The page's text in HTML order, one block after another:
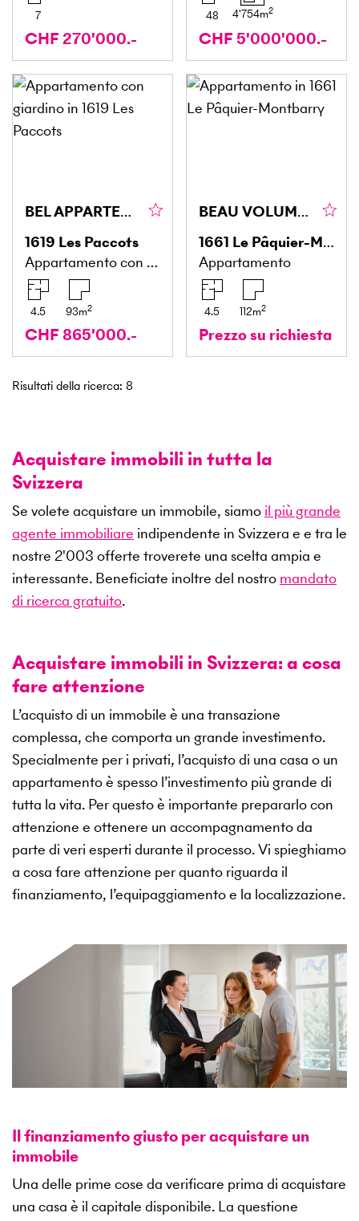
7
CHF 270'000.-
48 4'754m2
CHF 5'000'000.-
BEL APPARTEMENT AVEC PISCINE
1619 Les Paccots
Appartamento con giardino
4.5 93m2
CHF 865'000.-
BEAU VOLUME ET PROCHE DE GSTAAD
1661 Le Pâquier-Montbarry
Appartamento
4.5 112m2
Prezzo su richiesta
Risultati della ricerca: 8
Acquistare immobili in tutta la
Svizzera
Se volete acquistare un immobile, siamo il più grande
agente immobiliare indipendente in Svizzera e e tra le
nostre 2'003 offerte troverete una scelta ampia e
interessante. Beneficiate inoltre del nostro mandato
di ricerca gratuito.
Acquistare immobili in Svizzera: a cosa
fare attenzione
L’acquisto di un immobile è una transazione
complessa, che comporta un grande investimento.
Specialmente per i privati, l’acquisto di una casa o un
appartamento è spesso l’investimento più grande di
tutta la vita. Per questo è importante prepararlo con
attenzione e ottenere un accompagnamento da
parte di veri esperti durante il processo. Vi spieghiamo
a cosa fare attenzione per quanto riguarda il
finanziamento, l’equipaggiamento e la localizzazione.
Il finanziamento giusto per acquistare un
immobile
Una delle prime cose da verificare prima di acquistare
una casa è il capitale disponibile. La questione